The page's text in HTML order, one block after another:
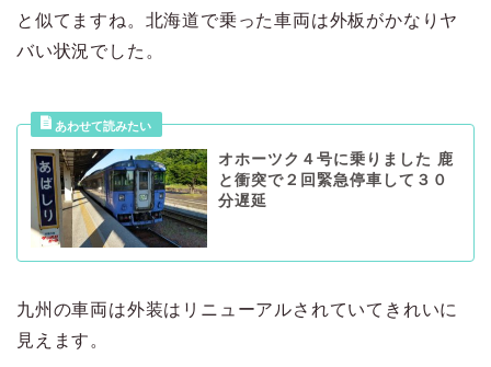
と似てますね。北海道で乗った車両は外板がかなりヤ
バい状況でした。
オホーツク４号に乗りました 鹿
と衝突で２回緊急停車して３０
分遅延
九州の車両は外装はリニューアルされていてきれいに
見えます。